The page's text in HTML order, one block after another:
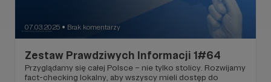
07.03.2025 ● Brak komentarzy
Zestaw Prawdziwych Informacji 1#64
Przyglądamy się całej Polsce – nie tylko stolicy. Rozwijamy
fact-checking lokalny, aby wszyscy mieli dostęp do